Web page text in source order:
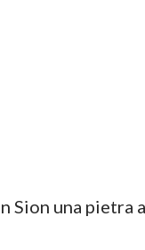
Sion una pietra